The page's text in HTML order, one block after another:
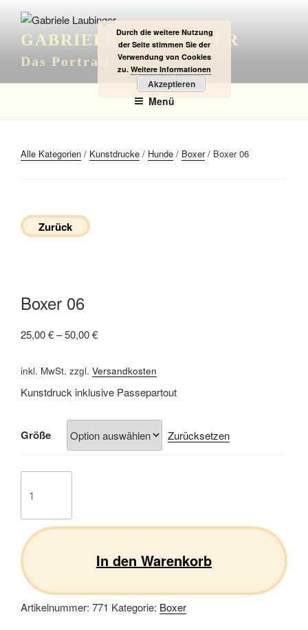
Inhalt
springenGABRIELE LAUBINGER
Das Portrait
Menü
Alle Kategorien / Kunstdrucke / Hunde / Boxer/ Boxer 06
Zurück
Boxer 06
25,00€–50,00€
inkl. MwSt. zzgl. Versandkosten
Kunstdruck inklusive Passepartout
Größe Zurücksetzen
06
In den Warenkorb
Artikelnummer: 771 Kategorie: Boxer
Durch die weitere Nutzung
der Seite stimmen Sie der
Verwendung von Cookies
zu. Weitere Informationen
Akzeptieren